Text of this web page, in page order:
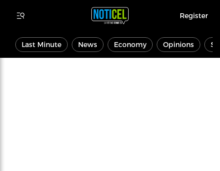
Register
Last Minute News Economy Opinions